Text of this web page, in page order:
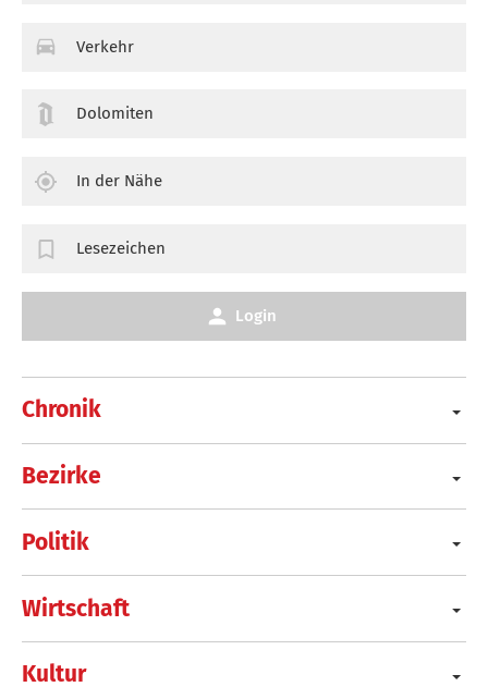
Chronik
Bezirke
Politik
Wirtschaft
Kultur
Verkehr
Dolomiten
In der Nähe
Lesezeichen
Login